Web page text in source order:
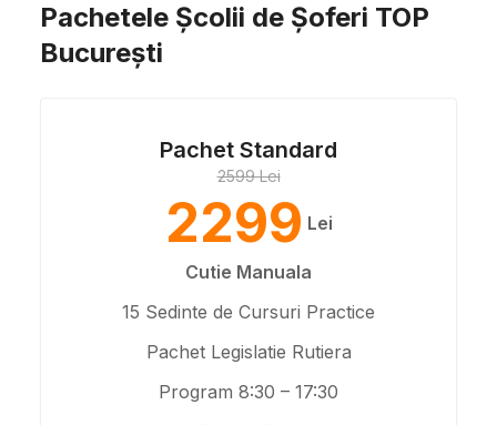
Pachetele Școlii de Șoferi TOP
București
Pachet Standard
2599 Lei
2299 Lei
Cutie Manuala
15 Sedinte de Cursuri Practice
Pachet Legislatie Rutiera
Program 8:30 – 17:30